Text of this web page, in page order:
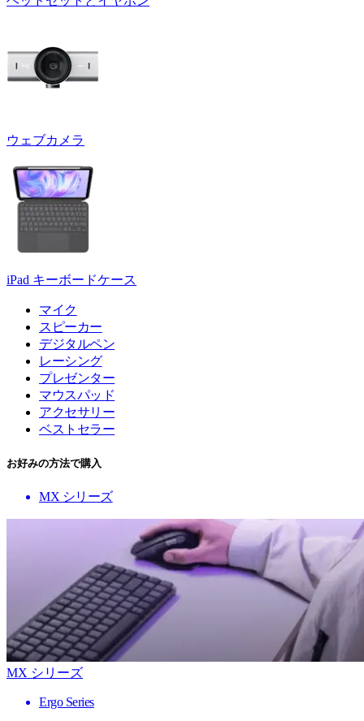
ウェブカメラ
iPad キーボードケース
マイク
スピーカー
デジタルペン
レーシング
プレゼンター
マウスパッド
アクセサリー
ベストセラー
お好みの方法で購入
MX シリーズ
MX シリーズ
Ergo Series